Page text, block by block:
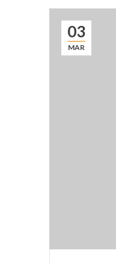
03
MAR